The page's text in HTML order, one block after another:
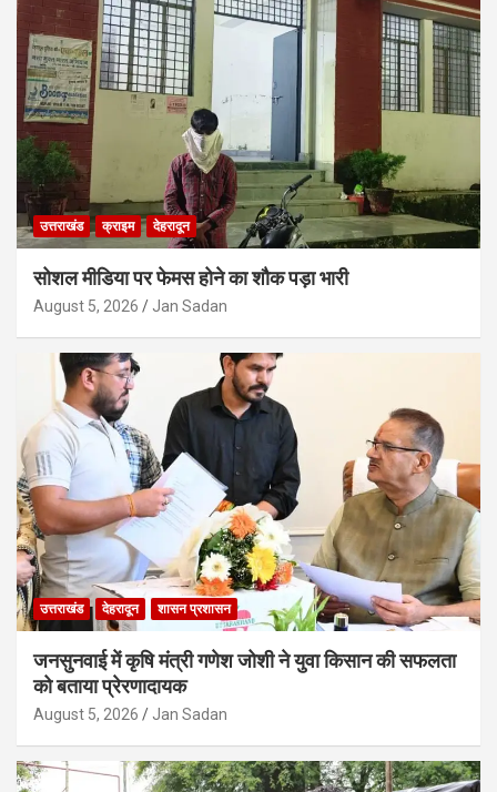
उत्तराखंड क्राइम देहरादून
सोशल मीडिया पर फेमस होने का शौक पड़ा भारी
August 5, 2026 Jan Sadan
उत्तराखंड देहरादून शासन प्रशासन
जनसुनवाई में कृषि मंत्री गणेश जोशी ने युवा किसान की सफलता
को बताया प्रेरणादायक
August 5, 2026 Jan Sadan